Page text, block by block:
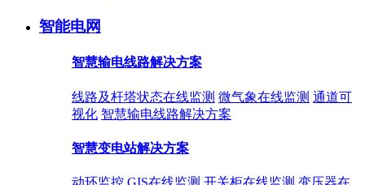
智能电网
智慧输电线路解决方案
线路及杆塔状态在线监测 微气象在线监测 通道可
视化 智慧输电线路解决方案
智慧变电站解决方案